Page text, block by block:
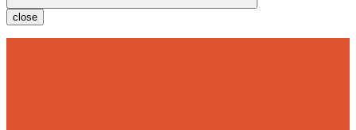
close